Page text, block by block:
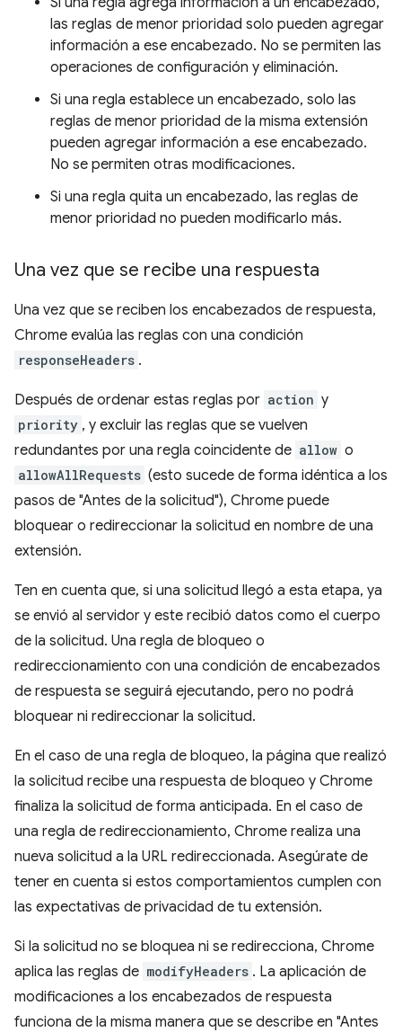
las reglas de menor prioridad solo pueden agregar
información a ese encabezado. No se permiten las
operaciones de configuración y eliminación.
Si una regla establece un encabezado, solo las
reglas de menor prioridad de la misma extensión
pueden agregar información a ese encabezado.
No se permiten otras modificaciones.
Si una regla quita un encabezado, las reglas de
menor prioridad no pueden modificarlo más.
Una vez que se recibe una respuesta
Una vez que se reciben los encabezados de respuesta,
Chrome evalúa las reglas con una condición
responseHeaders .
Después de ordenar estas reglas por action y
priority , y excluir las reglas que se vuelven
redundantes por una regla coincidente de allow o
allowAllRequests (esto sucede de forma idéntica a los
pasos de "Antes de la solicitud"), Chrome puede
bloquear o redireccionar la solicitud en nombre de una
extensión.
Ten en cuenta que, si una solicitud llegó a esta etapa, ya
se envió al servidor y este recibió datos como el cuerpo
de la solicitud. Una regla de bloqueo o
redireccionamiento con una condición de encabezados
de respuesta se seguirá ejecutando, pero no podrá
bloquear ni redireccionar la solicitud.
En el caso de una regla de bloqueo, la página que realizó
la solicitud recibe una respuesta de bloqueo y Chrome
finaliza la solicitud de forma anticipada. En el caso de
una regla de redireccionamiento, Chrome realiza una
nueva solicitud a la URL redireccionada. Asegúrate de
tener en cuenta si estos comportamientos cumplen con
las expectativas de privacidad de tu extensión.
Si la solicitud no se bloquea ni se redirecciona, Chrome
aplica las reglas de modifyHeaders . La aplicación de
modificaciones a los encabezados de respuesta
funciona de la misma manera que se describe en "Antes